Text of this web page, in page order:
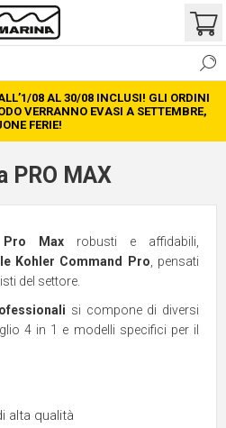
08 AL 30/08 INCLUSI! GLI ORDINI
VERRANNO EVASI A SETTEMBRE,
FERIE!
PRO MAX
Max robusti e affidabili,
Kohler Command Pro , pensati
del settore.
si compone di diversi
4 in 1 e modelli specifici per il
alta qualità